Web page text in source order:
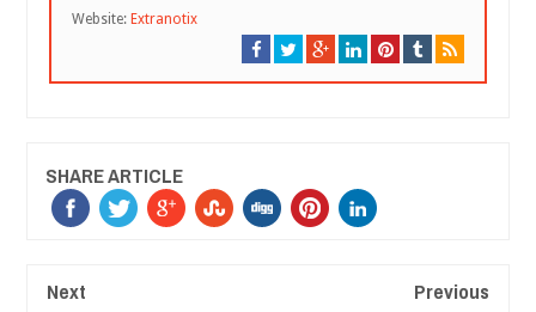
Website: Extranotix
SHARE ARTICLE
Next Previous